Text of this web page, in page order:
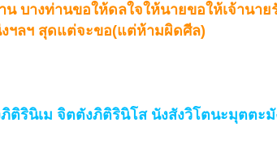
บางท่านขอให้ดลใจให้นายขอให้เจ้านาย
ฯลฯ สุดแต่จะขอ(แต่ห้ามผิดศีล)
ติรินิเม จิตตังภิติรินิโส นังสังวิโตนะมุตตะ